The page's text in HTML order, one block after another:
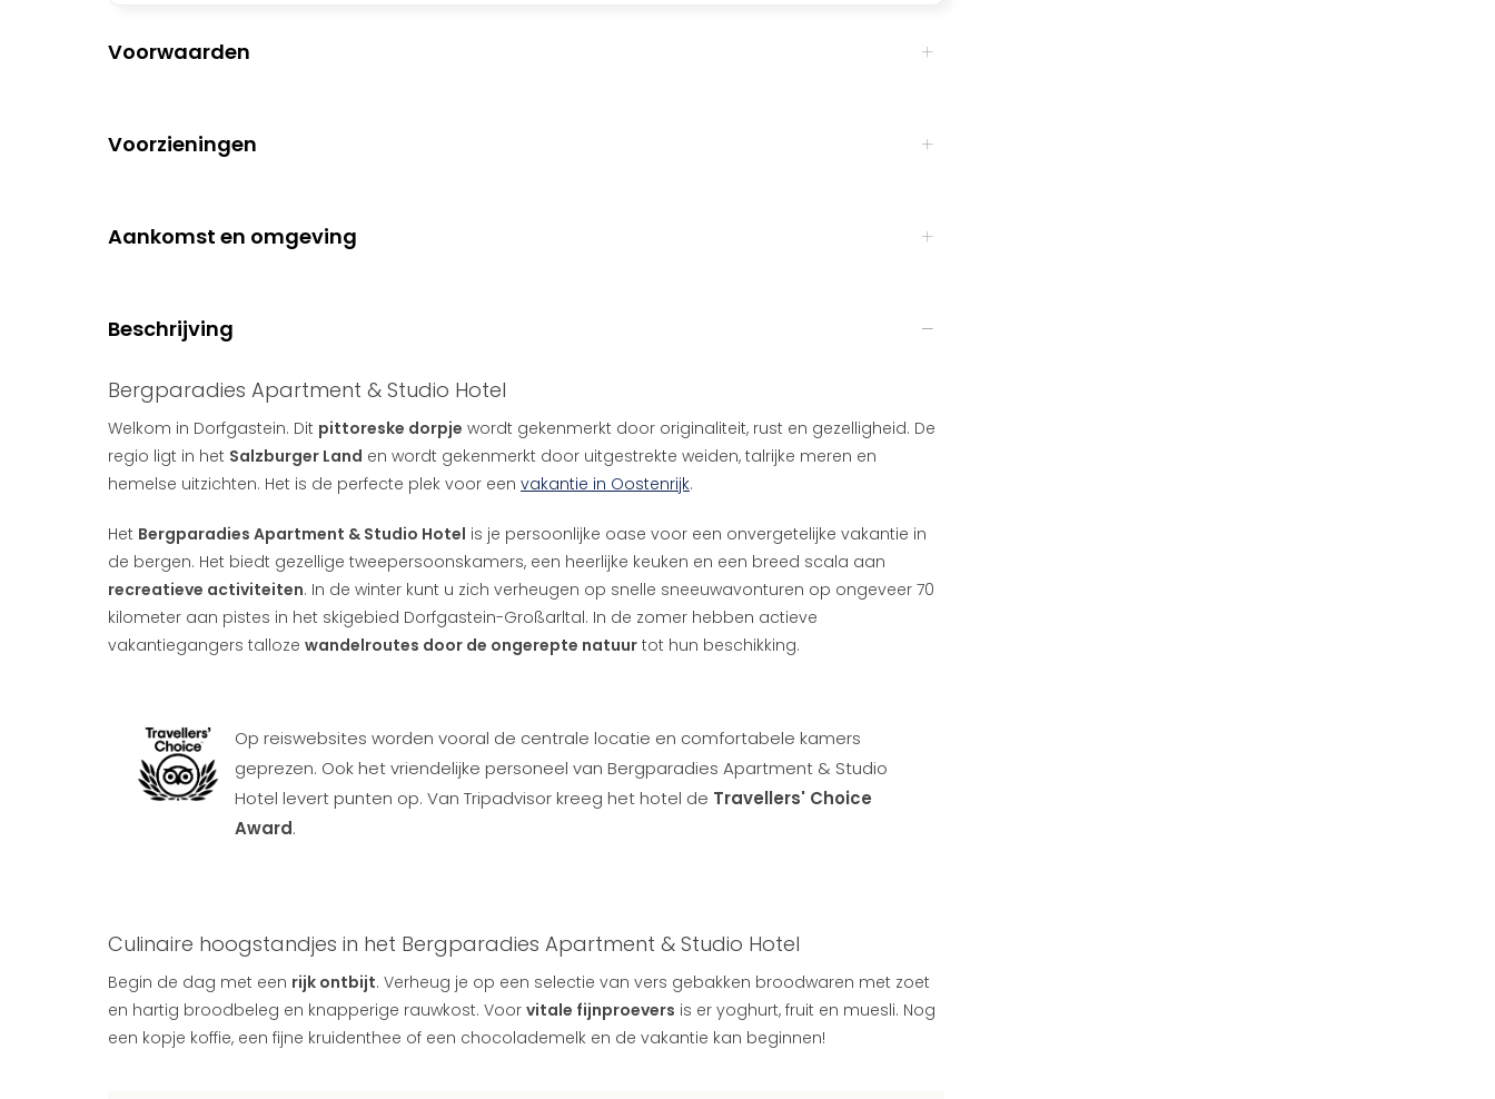
Voorwaarden
Voorzieningen
Aankomst en omgeving
Beschrijving
Bergparadies Apartment & Studio Hotel
Welkom in Dorfgastein. Dit pittoreske dorpje wordt gekenmerkt door originaliteit, rust en gezelligheid. De
regio ligt in het Salzburger Land en wordt gekenmerkt door uitgestrekte weiden, talrijke meren en
hemelse uitzichten. Het is de perfecte plek voor een vakantie in Oostenrijk.
Het Bergparadies Apartment & Studio Hotel is je persoonlijke oase voor een onvergetelijke vakantie in
de bergen. Het biedt gezellige tweepersoonskamers, een heerlijke keuken en een breed scala aan
recreatieve activiteiten. In de winter kunt u zich verheugen op snelle sneeuwavonturen op ongeveer 70
kilometer aan pistes in het skigebied Dorfgastein-Großarltal. In de zomer hebben actieve
vakantiegangers talloze wandelroutes door de ongerepte natuur tot hun beschikking.
Op reiswebsites worden vooral de centrale locatie en comfortabele kamers
geprezen. Ook het vriendelijke personeel van Bergparadies Apartment & Studio
Hotel levert punten op. Van Tripadvisor kreeg het hotel de Travellers' Choice
Award.
Culinaire hoogstandjes in het Bergparadies Apartment & Studio Hotel
Begin de dag met een rijk ontbijt. Verheug je op een selectie van vers gebakken broodwaren met zoet
en hartig broodbeleg en knapperige rauwkost. Voor vitale fijnproevers is er yoghurt, fruit en muesli. Nog
een kopje koffie, een fijne kruidenthee of een chocolademelk en de vakantie kan beginnen!